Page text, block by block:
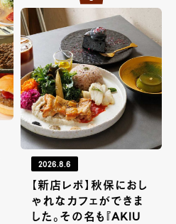
2026.8.6
【新店レポ】秋保におし
ゃれなカフェができま
した。その名も『AKIU